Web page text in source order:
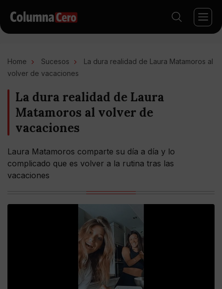
Home Sucesos
La dura realidad de Laura Matamoros al
volver de vacaciones
La dura realidad de Laura
Matamoros al volver de
vacaciones
Laura Matamoros comparte su día a día y lo
complicado que es volver a la rutina tras las
vacaciones